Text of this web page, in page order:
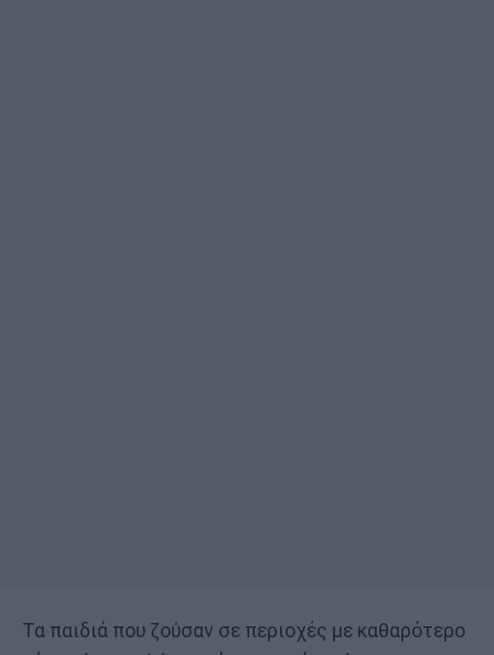
Τα παιδιά που ζούσαν σε περιοχές με καθαρότερο